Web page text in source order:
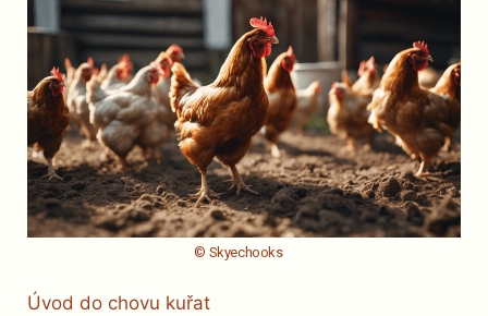
© Skyechooks
Úvod do chovu kuřat